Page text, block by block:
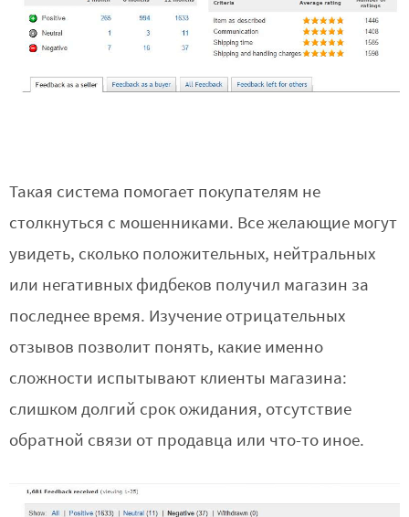
Такая система помогает покупателям не
столкнуться с мошенниками. Все желающие могут
увидеть, сколько положительных, нейтральных
или негативных фидбеков получил магазин за
последнее время. Изучение отрицательных
отзывов позволит понять, какие именно
сложности испытывают клиенты магазина:
слишком долгий срок ожидания, отсутствие
обратной связи от продавца или что-то иное.